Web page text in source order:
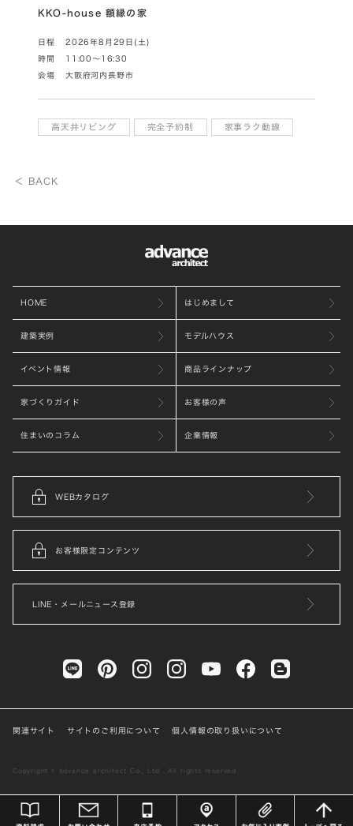
KKO-house 額縁の家
日程 2026年8月29日(土)
時間 11:00～16:30
会場 大阪府河内長野市
高天井リビング 完全予約制 家事ラク動線
＜ BACK
HOME はじめまして
建築実例 モデルハウス
イベント情報 商品ラインナップ
家づくりガイド お客様の声
住まいのコラム 企業情報
WEBカタログ
お客様限定コンテンツ
LINE・メールニュース登録
関連サイト サイトのご利用について 個人情報の取り扱いについて
Copyright © advance architect Co., Ltd . All rights reserved